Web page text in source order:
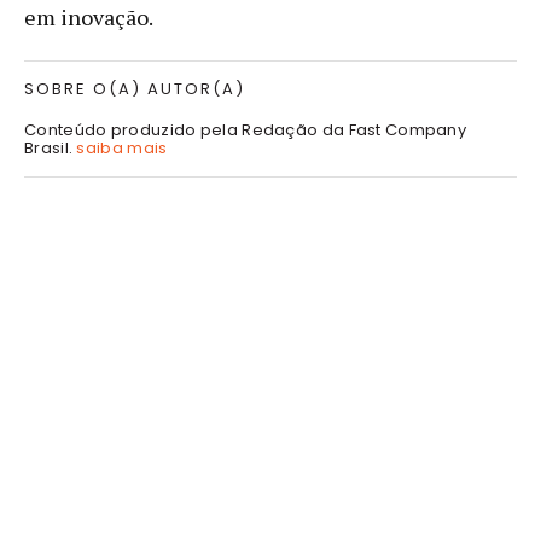
em inovação.
SOBRE O(A) AUTOR(A)
Conteúdo produzido pela Redação da Fast Company
Brasil.saiba mais